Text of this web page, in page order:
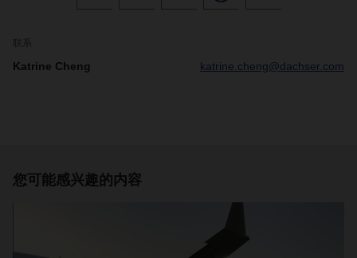
Katrine Cheng katrine.cheng@dachser.com
您可能感兴趣的内容